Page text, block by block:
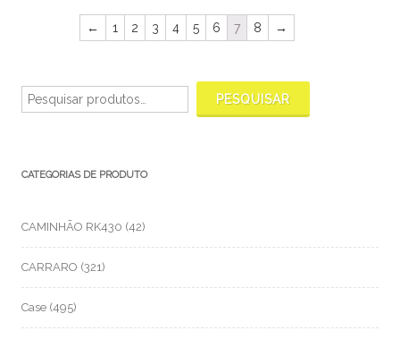
← 1 2 3 4 5 6 7 8 →
por:
PESQUISAR
CATEGORIAS DE PRODUTO
CAMINHÃO RK430 (42)
CARRARO (321)
Case (495)